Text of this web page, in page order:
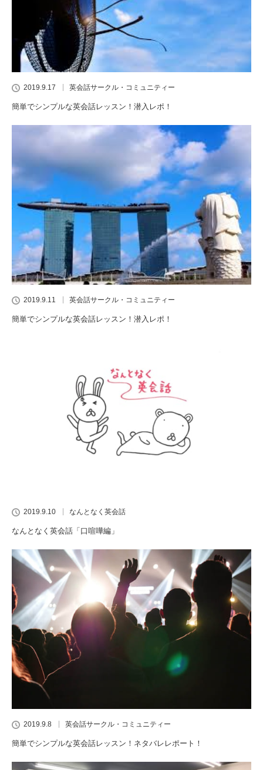
2019.9.17 英会話サークル・コミュニティー
簡単でシンプルな英会話レッスン！潜入レポ！
2019.9.11 英会話サークル・コミュニティー
簡単でシンプルな英会話レッスン！潜入レポ！
2019.9.10 なんとなく英会話
なんとなく英会話「口喧嘩編」
2019.9.8 英会話サークル・コミュニティー
簡単でシンプルな英会話レッスン！ネタバレレポート！